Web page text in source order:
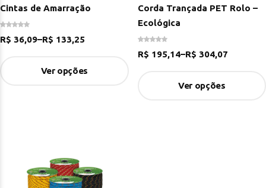
Cintas de Amarração
R$ 36,09–R$ 133,25
Ver opções
Corda Trançada PET Rolo –
Ecológica
R$ 195,14–R$ 304,07
Ver opções